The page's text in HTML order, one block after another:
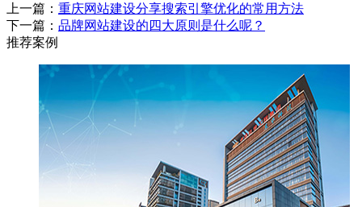
上一篇： 重庆网站建设分享搜索引擎优化的常用方法
下一篇： 品牌网站建设的四大原则是什么呢？
推荐案例